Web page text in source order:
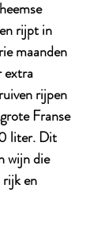
rijpt in
maanden
extra
rijpen
Franse
liter. Dit
wijn die
rijk en